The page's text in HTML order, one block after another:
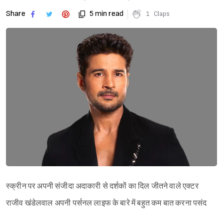
Share 5 min read 1 Claps
स्क्रीन पर अपनी संजीदा अदाकारी से दर्शकों का दिल जीतने वाले एक्टर
राजीव खंडेलवाल अपनी पर्सनल लाइफ के बारे में बहुत कम बात करना पसंद